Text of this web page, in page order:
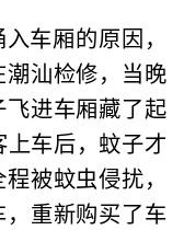
车厢的原因，
汕检修，当晚
进车厢藏了起
车后，蚊子才
被蚊虫侵扰，
重新购买了车